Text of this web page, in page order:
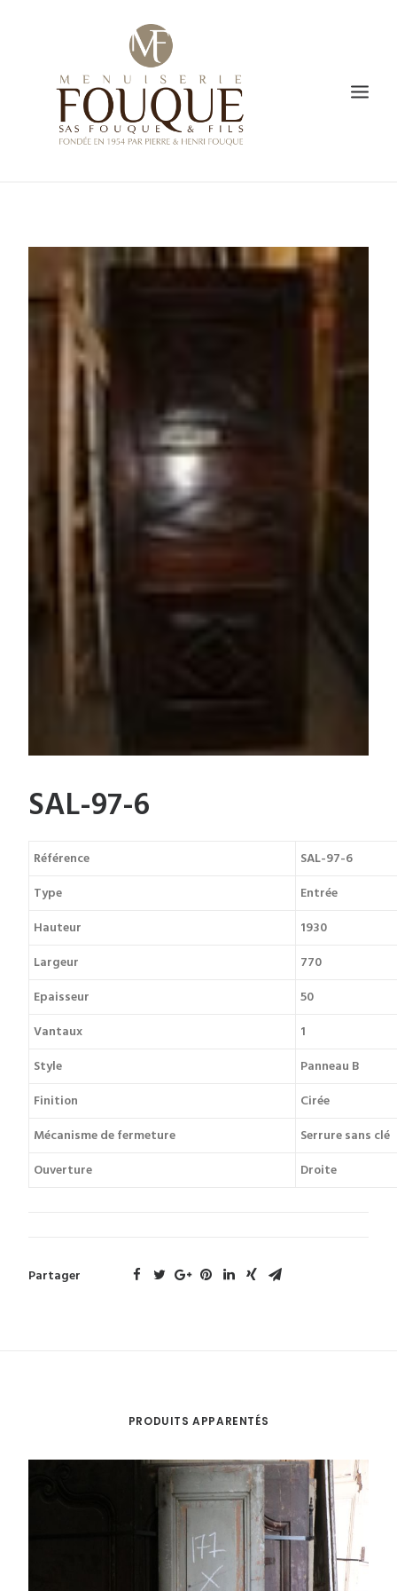
CREATION
GALERIE
SAL-97-6
Référence
SAL-97-6
Type
Entrée
Hauteur
1930
Largeur
770
Epaisseur
50
Vantaux
1
Style
Panneau B
Finition
Cirée
Mécanisme de fermeture
Serrure sans clé
Ouverture
Droite
Partager
PRODUITS APPARENTÉS